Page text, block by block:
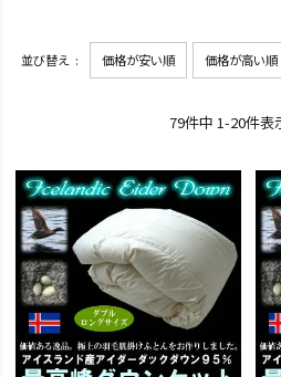
並び替え 価格が安い順 価格が高い順
79件中 1-20件表